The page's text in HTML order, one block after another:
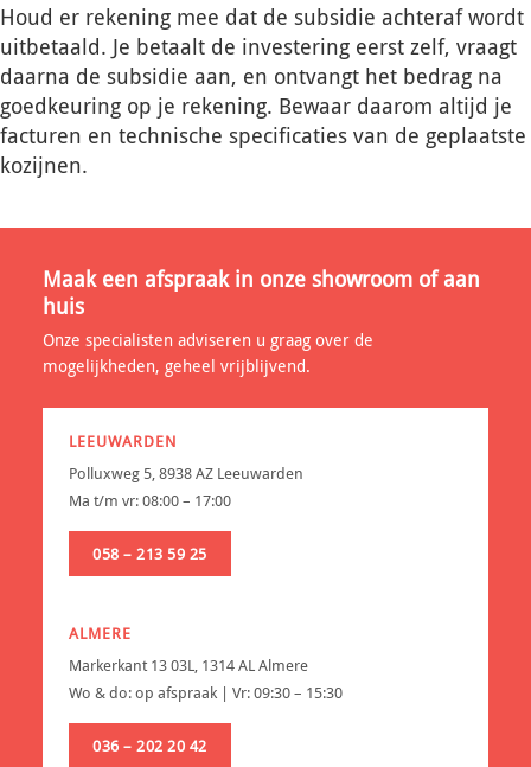
Houd er rekening mee dat de subsidie achteraf wordt
uitbetaald. Je betaalt de investering eerst zelf, vraagt
daarna de subsidie aan, en ontvangt het bedrag na
goedkeuring op je rekening. Bewaar daarom altijd je
facturen en technische specificaties van de geplaatste
kozijnen.
Maak een afspraak in onze showroom of aan
huis
Onze specialisten adviseren u graag over de
mogelijkheden, geheel vrijblijvend.
LEEUWARDEN
Polluxweg 5, 8938 AZ Leeuwarden
Ma t/m vr: 08:00 – 17:00
058 – 213 59 25
ALMERE
Markerkant 13 03L, 1314 AL Almere
Wo & do: op afspraak | Vr: 09:30 – 15:30
036 – 202 20 42